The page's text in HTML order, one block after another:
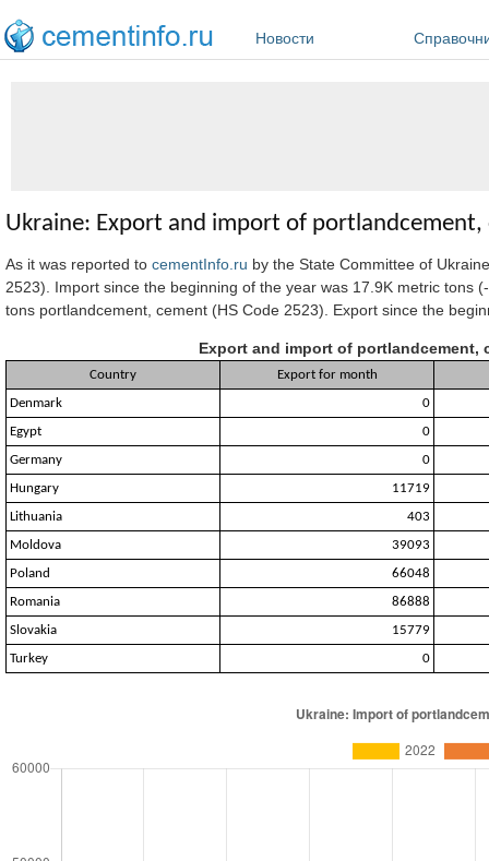
Новости
Ukraine: Export and import of
As it was reported to cementInfo.ru by the State Committee of
2523). Import since the beginning of the year was 17.9K metric tons
tons portlandcement, cement (HS Code 2523). Export since the
Export and import of portlandcement,
Country
Export for month
Denmark
0
Egypt
0
Germany
0
Hungary
11719
Lithuania
403
Moldova
39093
Poland
66048
Romania
86888
Slovakia
15779
Turkey
0